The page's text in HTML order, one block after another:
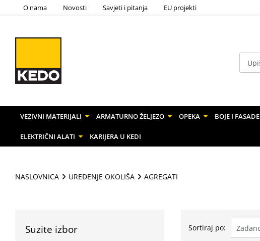
O nama Novosti Savjeti i pitanja EU projekti
VEZIVNI MATERIJALI ARMATURNO ŽELJEZO OPEKA BOJE I FASADE
ELEKTRIČNI ALATI KARIJERA U KEDI
NASLOVNICA UREĐENJE OKOLIŠA AGREGATI
Suzite izbor Sortiraj po: